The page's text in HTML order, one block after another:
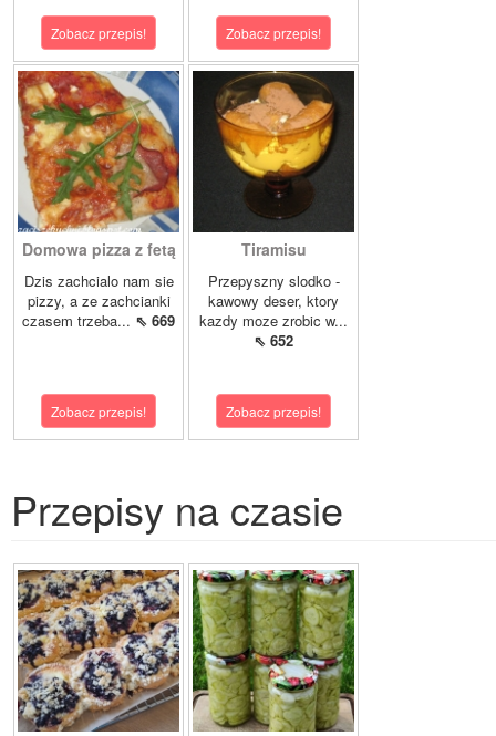
Zobacz przepis! Zobacz przepis!
Domowa pizza z fetą
Dzis zachcialo nam sie
pizzy, a ze zachcianki
czasem trzeba... ⇖ 669
Zobacz przepis!
Tiramisu
Przepyszny slodko -
kawowy deser, ktory
kazdy moze zrobic w...
⇖ 652
Zobacz przepis!
Przepisy na czasie